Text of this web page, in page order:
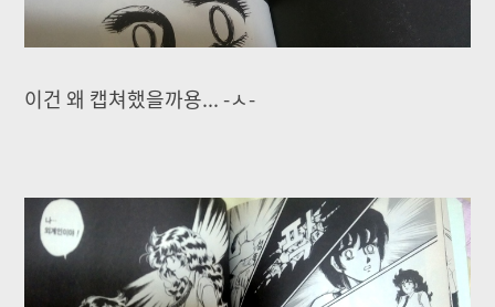
이건 왜 캡쳐했을까용... -ㅅ-